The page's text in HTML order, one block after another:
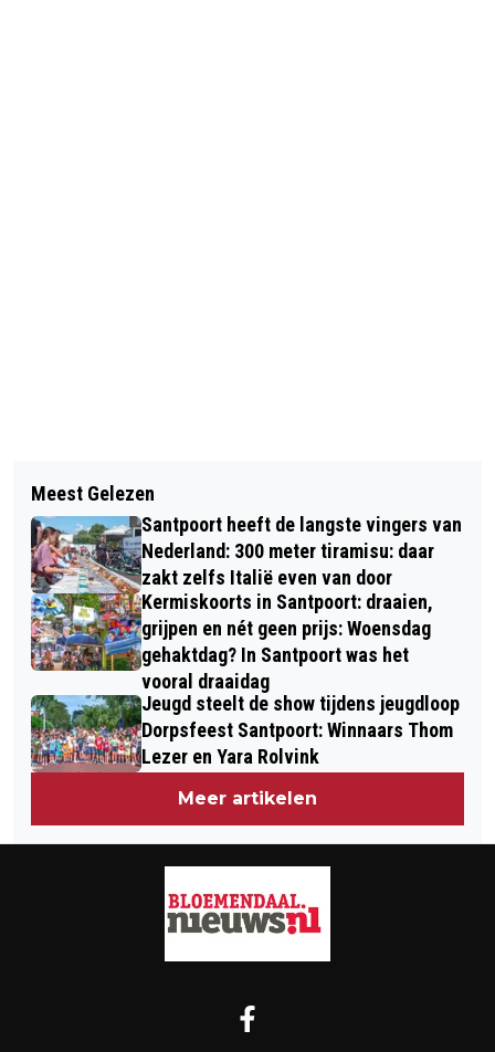
OUDERE MAN MET ROLLATOR TE
WATER
ALDI ROEPT KAAS PESTO DIP EN
GROENE PESTO TERUG OM BACTERIE
Meest Gelezen
Santpoort heeft de langste vingers van
Nederland: 300 meter tiramisu: daar
zakt zelfs Italië even van door
Kermiskoorts in Santpoort: draaien,
grijpen en nét geen prijs: Woensdag
gehaktdag? In Santpoort was het
vooral draaidag
Jeugd steelt de show tijdens jeugdloop
Dorpsfeest Santpoort: Winnaars Thom
Lezer en Yara Rolvink
Meer artikelen